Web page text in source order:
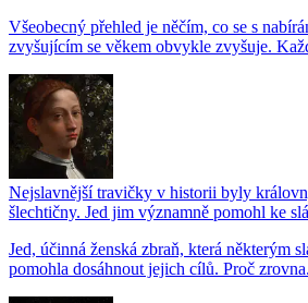
Všeobecný přehled je něčím, co se s
zvyšujícím se věkem obvykle zvyšuje.
Nejslavnější travičky v historii byly
šlechtičny. Jed jim významně pomohl ke
Jed, účinná ženská zbraň, která některým
pomohla dosáhnout jejich cílů. Proč